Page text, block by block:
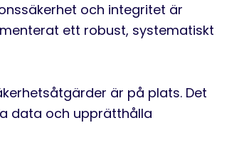
och integritet är
ett robust, systematiskt
är på plats. Det
data och upprätthålla